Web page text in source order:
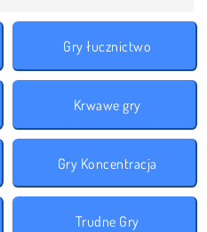
Gry łucznictwo
Krwawe gry
Gry Koncentracja
Trudne Gry